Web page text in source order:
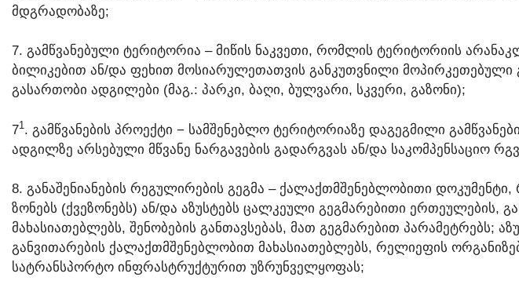
ᲛᲓᲒᲠᲐᲓᲝᲑᲐᲖᲔ;
7. ᲒᲐᲛᲬᲕᲐᲜᲔᲑᲣᲚᲘ ᲢᲔᲠᲘᲢᲝᲠᲘᲐ – ᲛᲘᲬᲘᲡ ᲜᲐᲙᲕᲔᲗᲘ, ᲠᲝᲛᲚᲘᲡ ᲢᲔᲠᲘᲢᲝᲠᲘᲘᲡ
ᲑᲘᲚᲘᲙᲔᲑᲘᲗ ᲐᲜ/ᲓᲐ ᲤᲔᲮᲘᲗ ᲛᲝᲡᲘᲐᲠᲣᲚᲔᲗᲐᲗᲕᲘᲡ ᲒᲐᲜᲙᲣᲗᲕᲜᲘᲚᲘ
ᲒᲐᲡᲐᲠᲗᲝᲑᲘ ᲐᲓᲒᲘᲚᲔᲑᲘ (ᲛᲐᲒ.: ᲞᲐᲠᲙᲘ, ᲑᲐᲦᲘ, ᲑᲣᲚᲕᲐᲠᲘ, ᲡᲙᲕᲔᲠᲘ, ᲒᲐᲖᲝᲜᲘ);
7​1 . ᲒᲐᲛᲬᲕᲐᲜᲔᲑᲘᲡ ᲞᲠᲝᲔᲥᲢᲘ − ᲡᲐᲛᲨᲔᲜᲔᲑᲚᲝ ᲢᲔᲠᲘᲢᲝᲠᲘᲐᲖᲔ ᲓᲐᲒᲔᲒᲛᲘᲚᲘ
ᲐᲓᲒᲘᲚᲖᲔ ᲐᲠᲡᲔᲑᲣᲚᲘ ᲛᲬᲕᲐᲜᲔ ᲜᲐᲠᲒᲐᲕᲔᲑᲘᲡ ᲒᲐᲓᲐᲠᲒᲕᲐᲡ ᲐᲜ/ᲓᲐ ᲡᲐᲙᲝᲛᲞᲔᲜᲡᲐᲪᲘᲝ
8. ᲒᲐᲜᲐᲨᲔᲜᲘᲐᲜᲔᲑᲘᲡ ᲠᲔᲒᲣᲚᲘᲠᲔᲑᲘᲡ ᲒᲔᲒᲛᲐ – ᲥᲐᲚᲐᲥᲗᲛᲨᲔᲜᲔᲑᲚᲝᲑᲘᲗᲘ
ᲖᲝᲜᲔᲑᲡ (ᲥᲕᲔᲖᲝᲜᲔᲑᲡ) ᲐᲜ/ᲓᲐ ᲐᲖᲣᲡᲢᲔᲑᲡ ᲪᲐᲚᲙᲔᲣᲚᲘ ᲒᲔᲒᲛᲐᲠᲔᲑᲘᲗᲘ ᲔᲠᲗᲔᲣᲚᲔᲑᲘᲡ,
ᲛᲐᲮᲐᲡᲘᲐᲗᲔᲑᲚᲔᲑᲡ, ᲨᲔᲜᲝᲑᲔᲑᲘᲡ ᲒᲐᲜᲗᲐᲕᲡᲔᲑᲐᲡ, ᲛᲐᲗ ᲒᲔᲒᲛᲐᲠᲔᲑᲘᲗ ᲞᲐᲠᲐᲛᲔᲢᲠᲔᲑᲡ;
ᲒᲐᲜᲕᲘᲗᲐᲠᲔᲑᲘᲡ ᲥᲐᲚᲐᲥᲗᲛᲨᲔᲜᲔᲑᲚᲝᲑᲘᲗ ᲛᲐᲮᲐᲡᲘᲐᲗᲔᲑᲚᲔᲑᲡ, ᲠᲔᲚᲘᲔᲤᲘᲡ
ᲡᲐᲢᲠᲐᲜᲡᲞᲝᲠᲢᲝ ᲘᲜᲤᲠᲐᲡᲢᲠᲣᲥᲢᲣᲠᲘᲗ ᲣᲖᲠᲣᲜᲕᲔᲚᲧᲝᲤᲐᲡ;